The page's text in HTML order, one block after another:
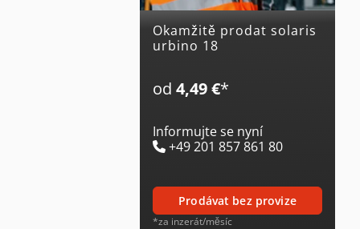
Okamžitě prodat solaris
urbino 18
od 4,49 €*
Informujte se nyní
+49 201 857 861 80
prodávat bez provize
*za inzerát/měsíc